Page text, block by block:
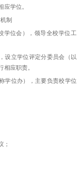
学位。
制
学位会），领导全校学位工
设立学位评定分委员会（以
应职责。
学位办），主要负责校学位
；